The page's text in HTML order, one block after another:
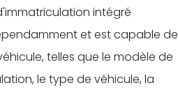
intégré
et est capable de
telles que le modèle de
le type de véhicule, la